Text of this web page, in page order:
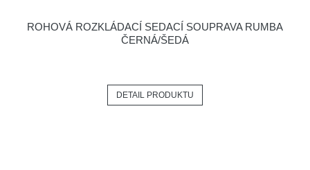
ROHOVÁ ROZKLÁDACÍ SEDACÍ SOUPRAVA RUMBA
ČERNÁ/ŠEDÁ
DETAIL PRODUKTU